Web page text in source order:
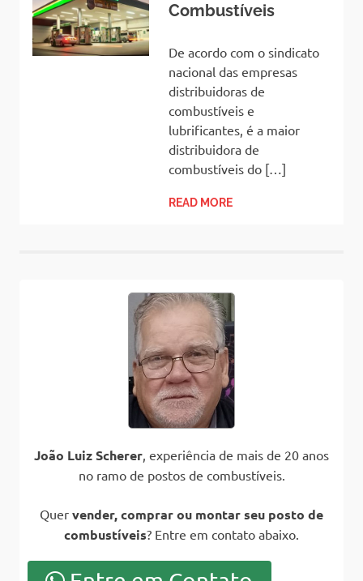
Combustíveis
De acordo com o sindicato
nacional das empresas
distribuidoras de
combustíveis e
lubrificantes, é a maior
distribuidora de
combustíveis do […]
READ MORE
João Luiz Scherer, experiência de mais de 20 anos
no ramo de postos de combustíveis.
Quer vender, comprar ou montar seu posto de
combustíveis? Entre em contato abaixo.